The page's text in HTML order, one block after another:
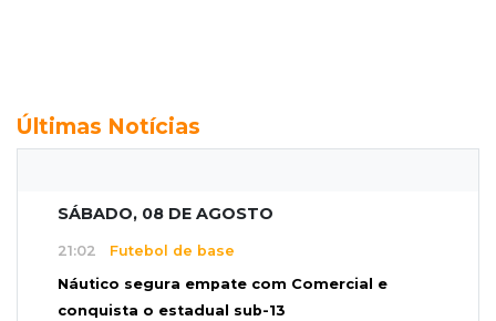
Últimas Notícias
SÁBADO, 08 DE AGOSTO
21:02 Futebol de base
Náutico segura empate com Comercial e
conquista o estadual sub-13